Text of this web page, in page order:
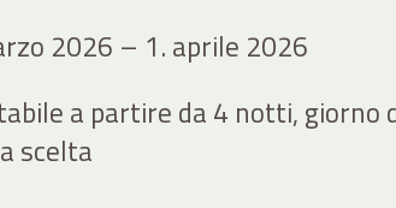
2026 – 1. aprile 2026
a partire da 4 notti, giorno
scelta